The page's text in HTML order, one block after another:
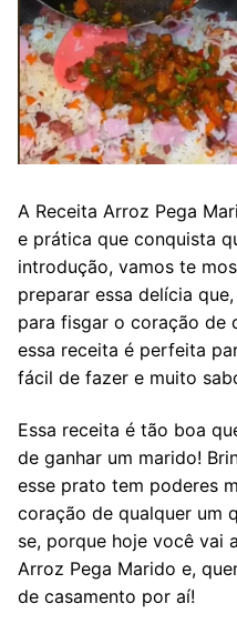
A Receita Arroz Pega
e prática que conquista
introdução, vamos te
preparar essa delícia
para fisgar o coração de
essa receita é perfeita
fácil de fazer e muito
Essa receita é tão boa
de ganhar um marido!
esse prato tem poderes
coração de qualquer um
se, porque hoje você vai
Arroz Pega Marido e,
de casamento por aí!